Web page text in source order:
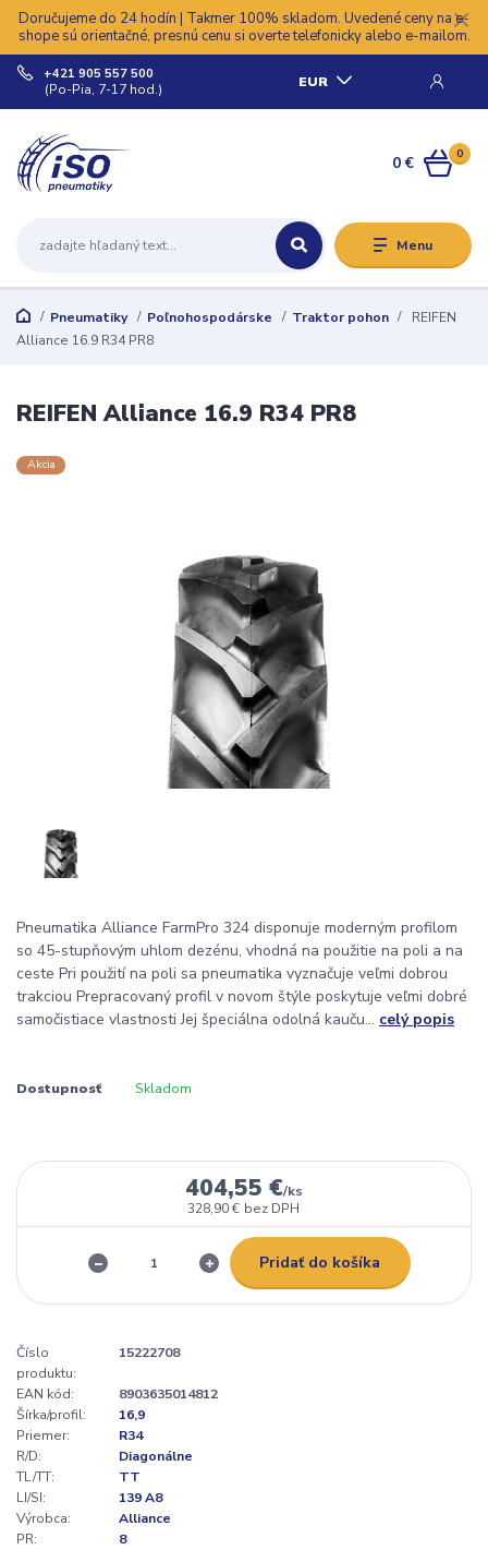
Doručujeme do 24 hodín | Takmer 100% skladom. Uvedené ceny na e-
shope sú orientačné, presnú cenu si overte telefonicky alebo e-mailom.
Menu
EUR
+421 905 557 500
(Po-Pia, 7-17 hod.)
0
0 €
Pneumatiky Poľnohospodárske Traktor pohon
REIFEN
Alliance 16.9 R34 PR8
REIFEN Alliance 16.9 R34 PR8
Akcia
Pneumatika Alliance FarmPro 324 disponuje moderným profilom
so 45-stupňovým uhlom dezénu, vhodná na použitie na poli a na
ceste Pri použití na poli sa pneumatika vyznačuje veľmi dobrou
trakciou Prepracovaný profil v novom štýle poskytuje veľmi dobré
samočistiace vlastnosti Jej špeciálna odolná kauču... celý popis
Dostupnosť Skladom
404,55 €/ks
328,90 € bez DPH
Pridať do košíka
Číslo
produktu:
15222708
EAN kód:
8903635014812
Šírka/profil:
16,9
Priemer:
R34
R/D:
Diagonálne
TL/TT:
TT
LI/SI:
139 A8
Výrobca:
Alliance
PR:
8